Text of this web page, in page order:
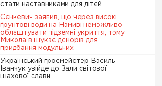
стати наставниками для дітей
Сєнкевич заявив, що через високі
ґрунтові води на Намиві неможливо
облаштувати підземні укриття, тому
Миколаїв шукає донорів для
придбання модульних
Український гросмейстер Василь
Іванчук увійде до Зали світової
шахової слави